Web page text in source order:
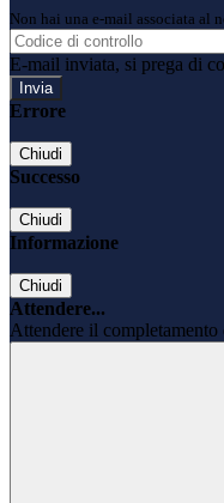
Non hai una e-mail associata al
E-mail inviata, si prega di
Errore
Chiudi
Successo
Chiudi
Informazione
Chiudi
Attendere...
Attendere il completamento